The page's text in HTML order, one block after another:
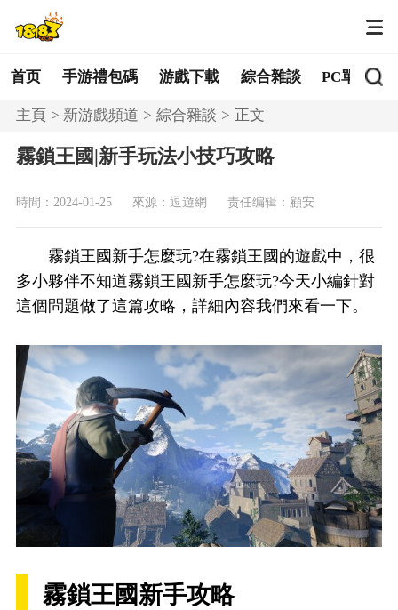
首页 手游禮包碼 游戲下載 綜合雜談 PC單機
主頁 新游戲頻道 綜合雜談 正文
霧鎖王國|新手玩法小技巧攻略
時間：2024-01-25 來源：逗遊網 责任编辑：顧安
霧鎖王國新手怎麼玩?在霧鎖王國的遊戲中，很
多小夥伴不知道霧鎖王國新手怎麼玩?今天小編針對
這個問題做了這篇攻略，詳細內容我們來看一下。
霧鎖王國新手攻略